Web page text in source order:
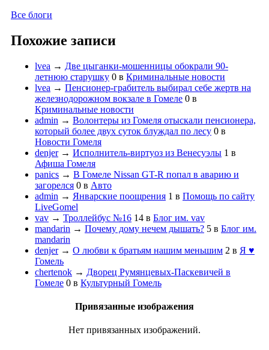
Все блоги
Похожие записи
lvea → Две цыганки-мошенницы обокрали 90-
летнюю старушку 0 в Криминальные новости
lvea → Пенсионер-грабитель выбирал себе жертв на
железнодорожном вокзале в Гомеле 0 в
Криминальные новости
admin → Волонтеры из Гомеля отыскали пенсионера,
который более двух суток блуждал по лесу 0 в
Новости Гомеля
denjer→ Исполнитель-виртуоз из Венесуэлы 1 в
Афиша Гомеля
panics → В Гомеле Nissan GT-R попал в аварию и
загорелся 0 в Авто
admin → Январские поощрения 1 в Помощь по сайту
LiveGomel
vav → Троллейбус №16 14 в Блог им. vav
mandarin → Почему дому нечем дышать? 5 в Блог им.
mandarin
denjer→ О любви к братьям нашим меньшим 2 в Я ♥
Гомель
chertenok → Дворец Румянцевых-Паскевичей в
Гомеле 0 в Культурный Гомель
Привязанные изображения
Нет привязанных изображений.